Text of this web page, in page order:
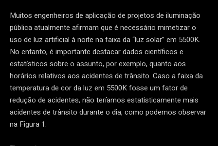
Muitos engenheiros de aplicação de projetos de iluminação
pública atualmente afirmam que é necessário mimetizar o
uso de luz artificial à noite na faixa da “luz solar” em 5500K.
No entanto, é importante destacar dados científicos e
estatísticos sobre o assunto, por exemplo, quanto aos
horários relativos aos acidentes de trânsito. Caso a faixa da
temperatura de cor da luz em 5500K fosse um fator de
redução de acidentes, não teríamos estatisticamente mais
acidentes de trânsito durante o dia, como podemos observar
na Figura 1.